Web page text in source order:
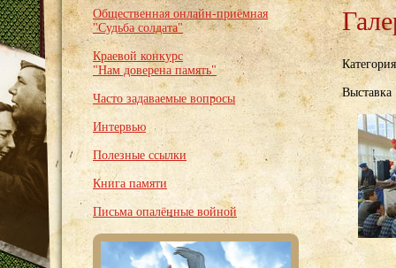
Общественная онлайн-приёмная
"Судьба солдата"
Краевой конкурс
"Нам доверена память"
Часто задаваемые вопросы
Интервью
Полезные ссылки
Книга памяти
Письма опалённые войной